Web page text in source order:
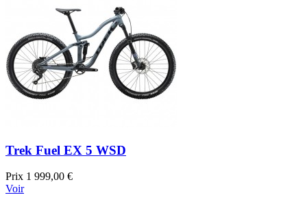
Trek Fuel EX 5 WSD
Prix 1 999,00 €
Voir